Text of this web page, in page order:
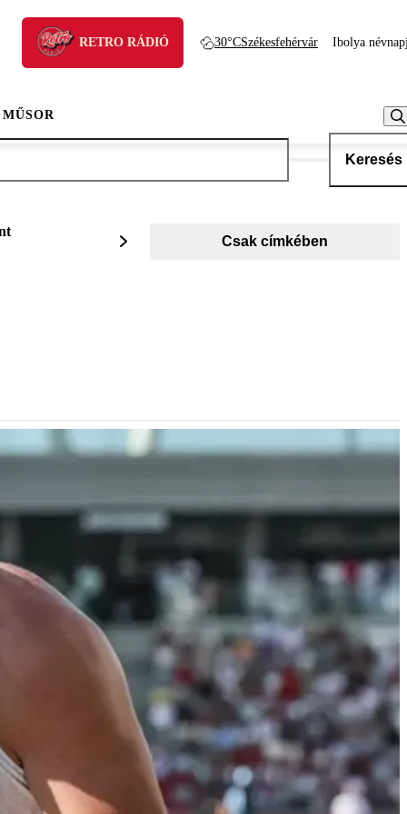
RETRO RÁDIÓ 30°CSzékesfehérvár Ibolya
Keresés
Csak címkében